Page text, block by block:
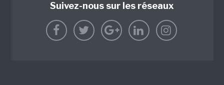
Suivez-nous sur les réseaux